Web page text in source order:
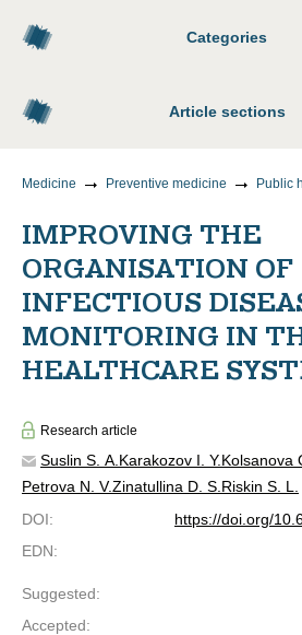
Categories
Article sections
Medicine Preventive medicine
IMPROVING THE
ORGANISATION OF
INFECTIOUS
MONITORING IN
HEALTHCARE
Research article
Suslin S. A. Karakozov I. Y.Kolsanova
Petrova N. V.Zinatullina D. S. Riskin S. L.
DOI:
https://doi.org/
EDN:
Suggested:
Accepted: